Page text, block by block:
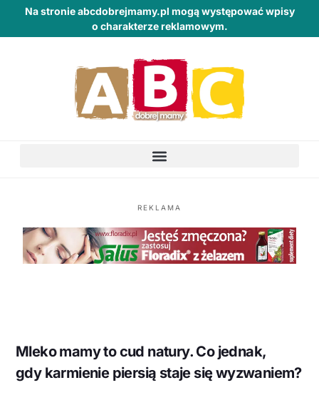
Na stronie abcdobrejmamy.pl mogą występować wpisy
o charakterze reklamowym.
REKLAMA
Mleko mamy to cud natury. Co jednak,
gdy karmienie piersią staje się wyzwaniem?